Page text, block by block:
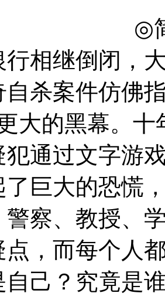
◎
继倒闭，大
自杀案件仿佛
大的黑幕。
犯通过文字游
了巨大的恐慌
警察、教授、
点，而每个人
自己？究竟是